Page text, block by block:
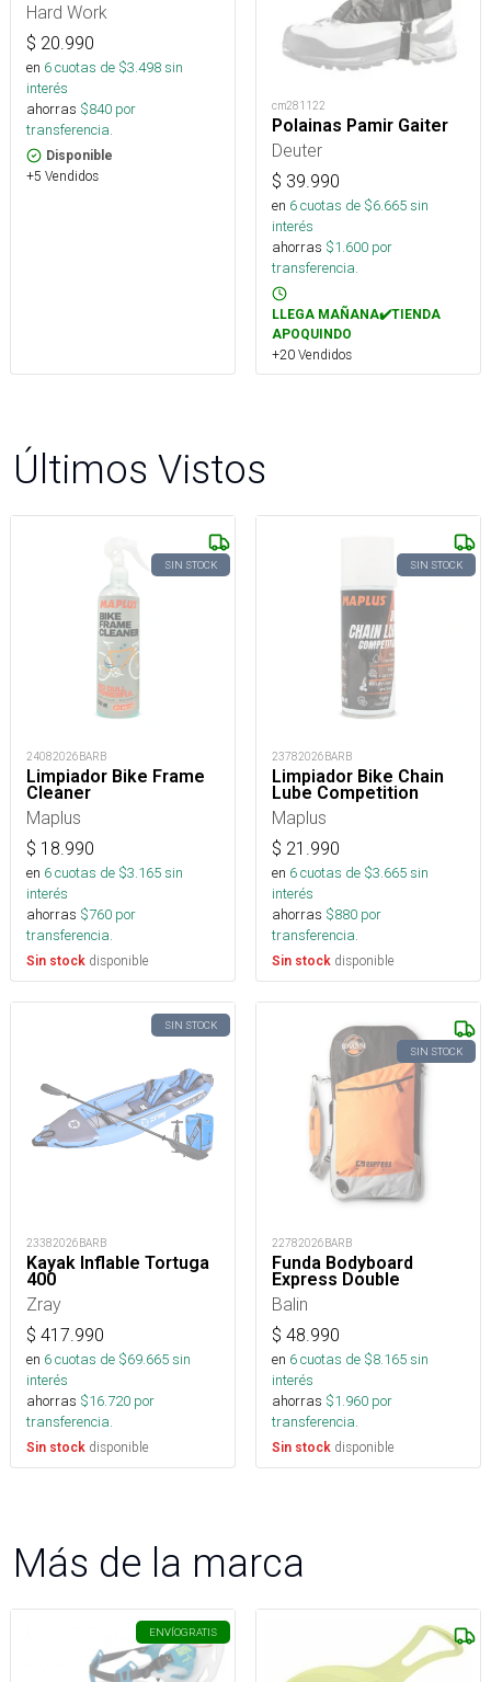
Hard Work
$ 20.990
en 6cuotas de $3.498sin
interés
ahorras $840 por
transferencia.
Disponible
+5 Vendidos
cm281122
Polainas Pamir Gaiter
Deuter
$ 39.990
en 6cuotas de $6.665sin
interés
ahorras $1.600 por
transferencia.
LLEGA MAÑANA✔️TIENDA
APOQUINDO
+20 Vendidos
Últimos Vistos
SIN STOCK
24082026BARB
Limpiador Bike Frame
Cleaner
Maplus
$ 18.990
en 6cuotas de $3.165sin
interés
ahorras $760 por
transferencia.
Sin stock disponible
SIN STOCK
23782026BARB
Limpiador Bike Chain
Lube Competition
Maplus
$ 21.990
en 6cuotas de $3.665sin
interés
ahorras $880 por
transferencia.
Sin stock disponible
SIN STOCK
23382026BARB
Kayak Inflable Tortuga
400
Zray
$ 417.990
en 6cuotas de $69.665sin
interés
ahorras $16.720 por
transferencia.
Sin stock disponible
SIN STOCK
22782026BARB
Funda Bodyboard
Express Double
Balin
$ 48.990
en 6cuotas de $8.165sin
interés
ahorras $1.960 por
transferencia.
Sin stock disponible
Más de la marca
ENVÍOGRATIS